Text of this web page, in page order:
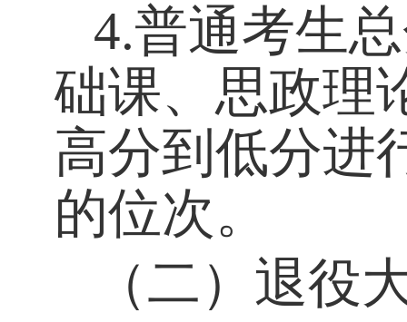
4.普通考生
础课、 思政理
高分到低分进
的位次。
（二）退役